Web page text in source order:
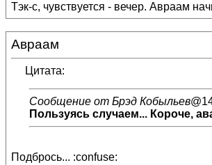
Тэк-с, чувствуется - вечер. Авраам
Авраам
Цитата:
Сообщение от Брэд Кобыльев
Пользуясь случаем... Короче,
Подбрось... :confuse: